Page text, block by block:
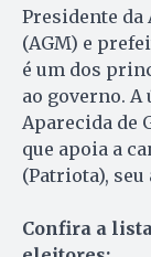
Presidente
(AGM) e
é um dos
ao governo. A
Aparecida de
que apoia a
(Patriota),
Confira a